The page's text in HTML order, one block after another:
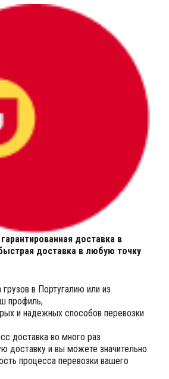
доставка в
доставка в любую точку
в Португалию или из
профиль,
и надежных способов перевозки
доставка во много раз
доставку и вы можете значительно
процесса перевозки вашего